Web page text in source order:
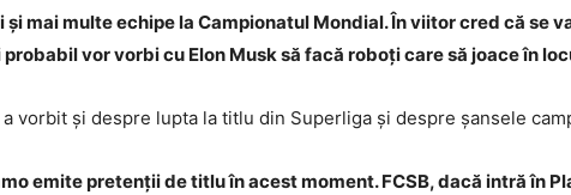
și mai multe echipe la Campionatul Mondial. În viitor cred că se
probabil vor vorbi cu Elon Musk să facă roboți care să joace în
vorbit și despre lupta la titlu din Superliga și despre șansele
emite pretenții de titlu în acest moment. FCSB, dacă intră în